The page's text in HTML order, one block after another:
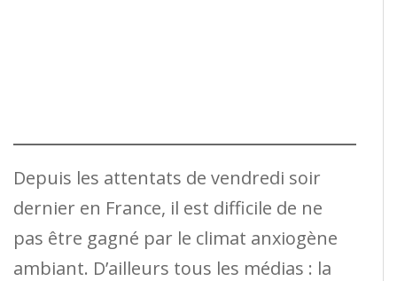
Depuis les attentats de vendredi soir
dernier en France, il est difficile de ne
pas être gagné par le climat anxiogène
ambiant. D’ailleurs tous les médias : la